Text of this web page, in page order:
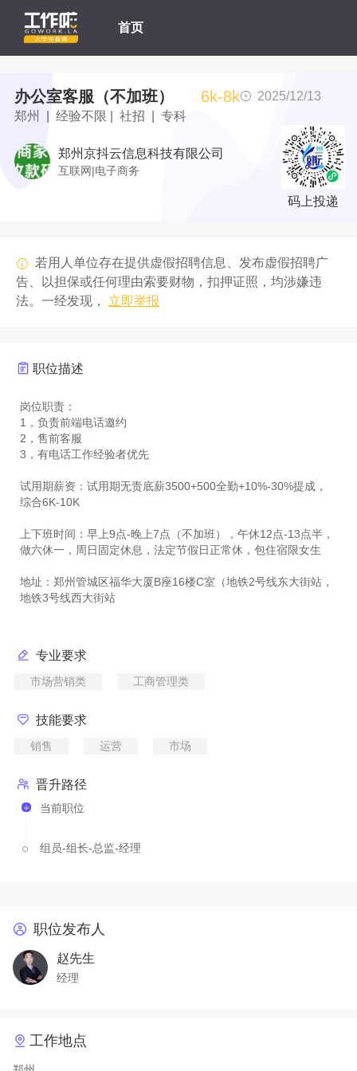
首页
办公室客服（不加班） 6k-8k
2025/12/13
郑州 | 经验不限 | 社招 | 专科
郑州京抖云信息科技有限公司
互联网|电子商务
码上投递
若用人单位存在提供虚假招聘信息、发布虚假招聘广
告、以担保或任何理由索要财物，扣押证照，均涉嫌违
法。一经发现，
立即举报
职位描述
岗位职责：
1，负责前端电话邀约
2，售前客服
3，有电话工作经验者优先
试用期薪资：试用期无责底薪3500+500全勤+10%-30%提成，
综合6K-10K
上下班时间：早上9点-晚上7点（不加班），午休12点-13点半，
做六休一，周日固定休息，法定节假日正常休，包住宿限女生
地址：郑州管城区福华大厦B座16楼C室（地铁2号线东大街站，
专业要求
市场营销类 工商管理类
技能要求
销售 运营 市场
晋升路径
当前职位
组员-组长-总监-经理
职位发布人
赵先生
经理
工作地点